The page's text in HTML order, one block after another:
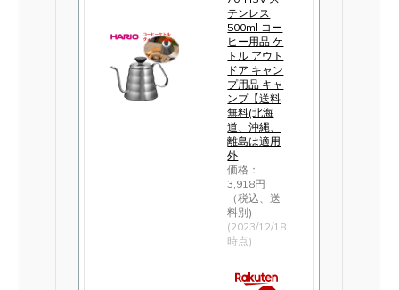
テンレス
500ml コー
ヒー用品 ケ
トル アウト
ドア キャン
プ用品 キャ
ンプ【送料
無料(北海
道、沖縄、
離島は適用
外
価格：
3,918円
（税込、送
料別)
(2023/12/18
時点)